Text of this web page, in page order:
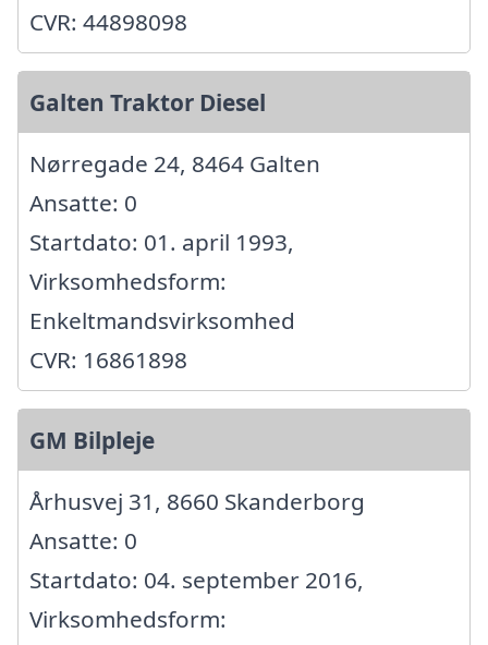
CVR: 44898098
Galten Traktor Diesel
Nørregade 24, 8464 Galten
Ansatte: 0
Startdato: 01. april 1993,
Virksomhedsform:
Enkeltmandsvirksomhed
CVR: 16861898
GM Bilpleje
Århusvej 31, 8660 Skanderborg
Ansatte: 0
Startdato: 04. september 2016,
Virksomhedsform: